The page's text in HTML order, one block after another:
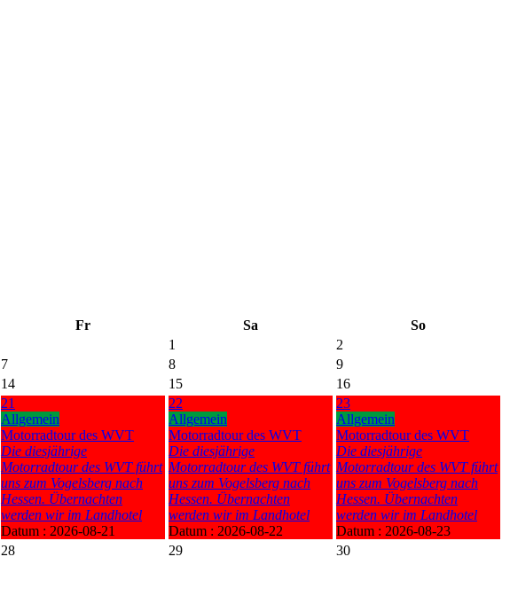
Fr Sa
So
1
2
7 8
9
14 15 16
21
Allgemein
Motorradtour des WVT
Die diesjährige
Motorradtour des WVT führt
uns zum Vogelsberg nach
Hessen. Übernachten
werden wir im Landhotel
Datum : 2026-08-21
22
Allgemein
Motorradtour des WVT
Die diesjährige
Motorradtour des WVT führt
uns zum Vogelsberg nach
Hessen. Übernachten
werden wir im Landhotel
Datum : 2026-08-22
23
Allgemein
Motorradtour des WVT
Die diesjährige
Motorradtour des WVT führt
uns zum Vogelsberg nach
Hessen. Übernachten
werden wir im Landhotel
Datum : 2026-08-23
28 29
30